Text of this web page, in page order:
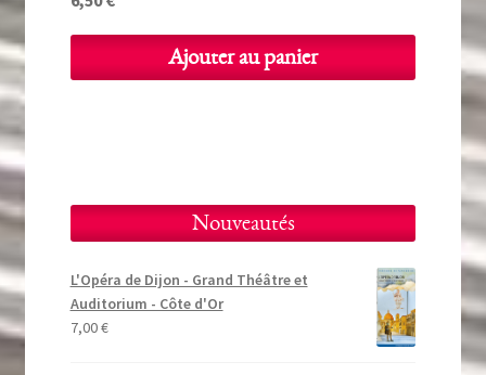
Ajouter au panier
Nouveautés
L'Opéra de Dijon - Grand Théâtre et
Auditorium - Côte d'Or
7,00€